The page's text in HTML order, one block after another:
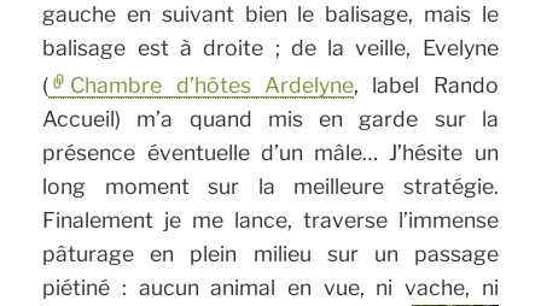
gauche en suivant bien le balisage, mais le
balisage est à droite ; de la veille, Evelyne
(
Chambre d’hôtes Ardelyne, label Rando
Accueil) m’a quand mis en garde sur la
présence éventuelle d’un mâle… J’hésite un
long moment sur la meilleure stratégie.
Finalement je me lance, traverse l’immense
pâturage en plein milieu sur un passage
piétiné : aucun animal en vue, ni vache, ni